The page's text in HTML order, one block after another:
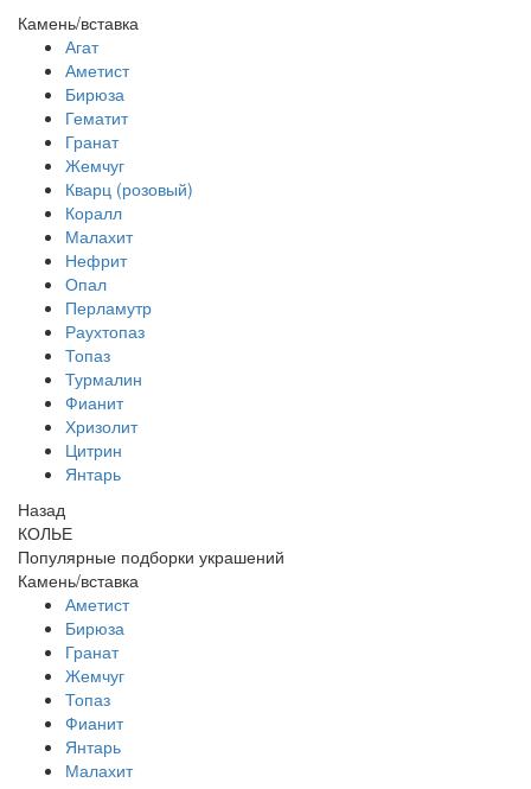
Камень/вставка
Агат
Аметист
Бирюза
Гематит
Гранат
Жемчуг
Кварц (розовый)
Коралл
Малахит
Нефрит
Опал
Перламутр
Раухтопаз
Топаз
Турмалин
Фианит
Хризолит
Цитрин
Янтарь
Назад
КОЛЬЕ
Популярные подборки украшений
Камень/вставка
Аметист
Бирюза
Гранат
Жемчуг
Топаз
Фианит
Янтарь
Малахит